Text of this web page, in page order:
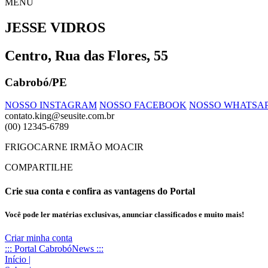
JESSE VIDROS
Centro, Rua das Flores, 55
Cabrobó/PE
NOSSO INSTAGRAM NOSSO FACEBOOK NOSSO
contato.king@seusite.com.br
(00) 12345-6789
FRIGOCARNE IRMÃO MOACIR
COMPARTILHE
Crie sua conta e confira as vantagens do Portal
Você pode ler matérias exclusivas, anunciar classificados e muito mais!
Criar minha conta
::: Portal CabrobóNews :::
Início |